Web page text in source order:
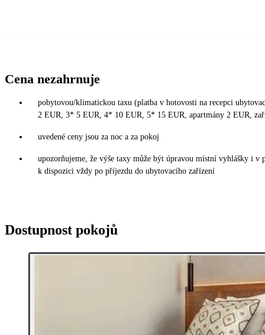
Cena nezahrnuje
pobytovou/klimatickou taxu (platba v hotovosti na recepci
2 EUR, 3* 5 EUR, 4* 10 EUR, 5* 15 EUR, apartmány 2 EUR,
uvedené ceny jsou za noc a za pokoj
upozorňujeme, že výše taxy může být úpravou místní vyhlášky i
k dispozici vždy po příjezdu do ubytovacího zařízení
Dostupnost pokojů